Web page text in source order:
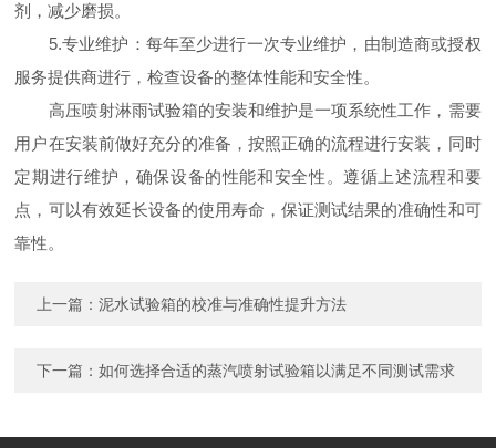
剂，减少磨损。
5.专业维护：每年至少进行一次专业维护，由制造商或授权
服务提供商进行，检查设备的整体性能和安全性。
高压喷射淋雨试验箱的安装和维护是一项系统性工作，需要
用户在安装前做好充分的准备，按照正确的流程进行安装，同时
定期进行维护，确保设备的性能和安全性。遵循上述流程和要
点，可以有效延长设备的使用寿命，保证测试结果的准确性和可
靠性。
上一篇：泥水试验箱的校准与准确性提升方法
下一篇：如何选择合适的蒸汽喷射试验箱以满足不同测试需求